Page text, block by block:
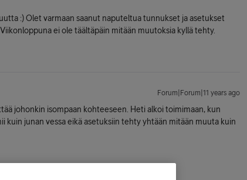
:) Olet varmaan saanut naputeltua tunnukset ja asetukset
ei ole täältäpäin mitään muutoksia kyllä tehty.
Forum|Forum|11 years ago
johonkin isompaan kohteeseen. Heti alkoi toimimaan, kun
kuin junan vessa eikä asetuksiin tehty yhtään mitään muuta kuin